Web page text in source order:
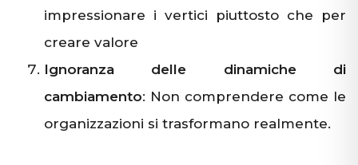
impressionare i vertici piuttosto che per
creare valore
Ignoranza delle dinamiche di
cambiamento: Non comprendere come le
organizzazioni si trasformano realmente.